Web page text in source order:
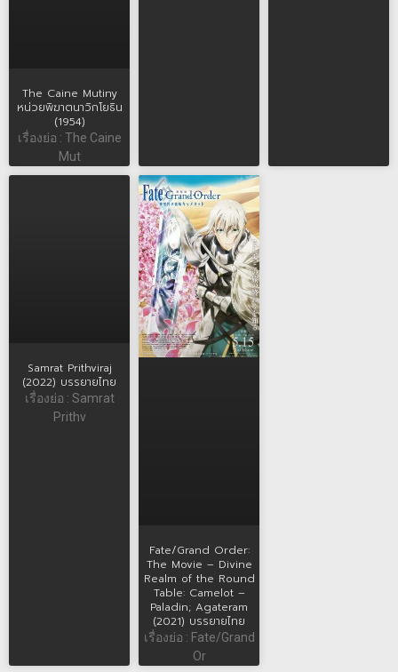
The Caine Mutiny
หน่วยพิฆาตนาวิกโยธิน
(1954)
เรื่องย่อ : The Caine
Mut
Samrat Prithviraj
(2022) บรรยายไทย
เรื่องย่อ : Samrat
Prithv
Fate/Grand Order:
The Movie – Divine
Realm of the Round
Table: Camelot –
Paladin; Agateram
(2021) บรรยายไทย
เรื่องย่อ : Fate/Grand
Or